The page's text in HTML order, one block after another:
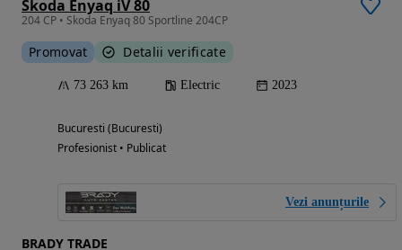
Skoda Enyaq iV 80
204 CP • Skoda Enyaq 80 Sportline 204CP
Promovat Detalii verificate
73 263 km Electric 2023
Bucuresti (Bucuresti)
Profesionist • Publicat
Vezi anunțurile
BRADY TRADE